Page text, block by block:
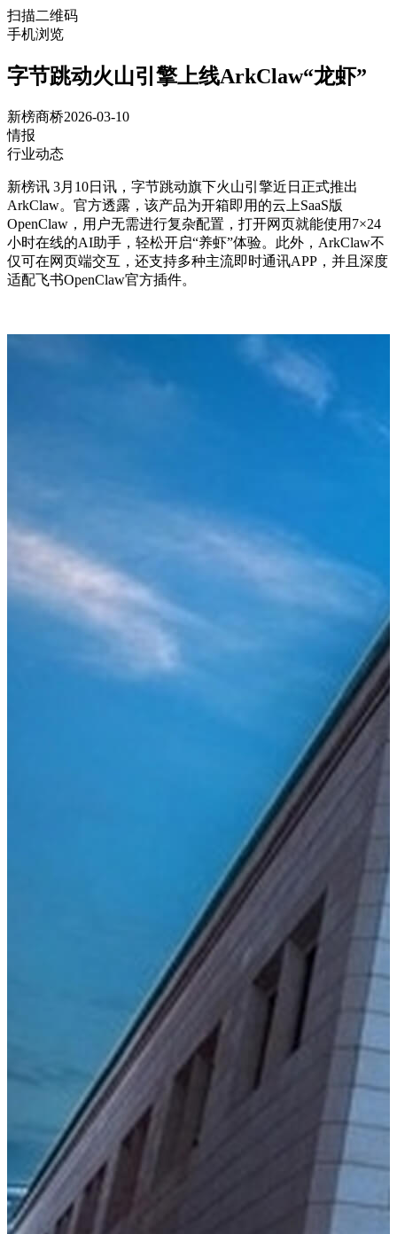
扫描二维码
手机浏览
字节跳动火山引擎上线ArkClaw“龙虾”
新榜商桥2026-03-10
情报
行业动态
新榜讯 3月10日讯，字节跳动旗下火山引擎近日正式推出
ArkClaw。官方透露，该产品为开箱即用的云上SaaS版
OpenClaw，用户无需进行复杂配置，打开网页就能使用7×24
小时在线的AI助手，轻松开启“养虾”体验。此外，ArkClaw不
仅可在网页端交互，还支持多种主流即时通讯APP，并且深度
适配飞书OpenClaw官方插件。